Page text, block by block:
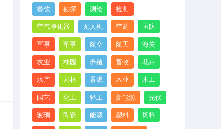
餐饮 勘探 测绘 检测
空气净化器 无人机 空调 国防
军事 军事 航空 航天 海关
农业 林园 养殖 畜牧 花卉
水产 园林 景观 木业 木工
园艺 化工 轻工 新能源 光伏
玻璃 陶瓷 能源 塑料 饲料